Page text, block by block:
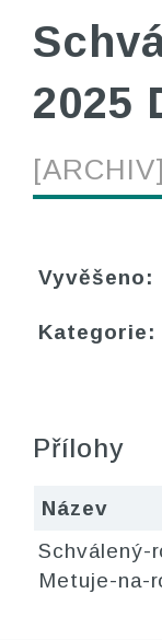
2025
[ARCHIV]
Vyvěšeno:
Kategorie:
Přílohy
Název
Schválený-
Metuje-na-